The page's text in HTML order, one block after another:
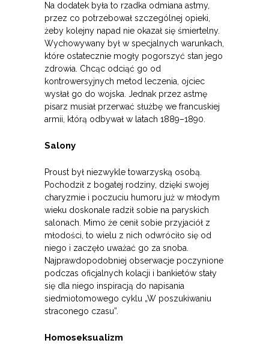
Na dodatek była to rzadka odmiana astmy,
przez co potrzebował szczególnej opieki,
żeby kolejny napad nie okazał się śmiertelny.
Wychowywany był w specjalnych warunkach,
które ostatecznie mogły pogorszyć stan jego
zdrowia. Chcąc odciąć go od
kontrowersyjnych metod leczenia, ojciec
wysłał go do wojska. Jednak przez astmę
pisarz musiał przerwać służbę we francuskiej
armii, którą odbywał w latach 1889–1890.
Salony
Proust był niezwykle towarzyską osobą.
Pochodził z bogatej rodziny, dzięki swojej
charyzmie i poczuciu humoru już w młodym
wieku doskonale radził sobie na paryskich
salonach. Mimo że cenił sobie przyjaciół z
młodości, to wielu z nich odwróciło się od
niego i zaczęło uważać go za snoba.
Najprawdopodobniej obserwacje poczynione
podczas oficjalnych kolacji i bankietów stały
się dla niego inspiracją do napisania
siedmiotomowego cyklu „W poszukiwaniu
straconego czasu”.
Homoseksualizm